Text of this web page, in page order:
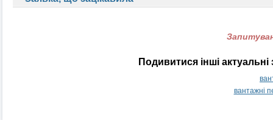
Подивитися інші
вантажні